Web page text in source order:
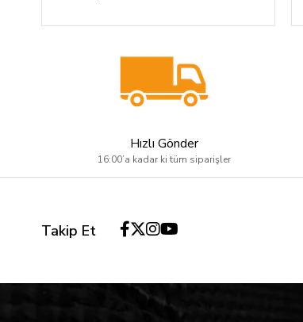
Hızlı Gönder
16:00’a kadar ki tüm siparişler
Takip Et